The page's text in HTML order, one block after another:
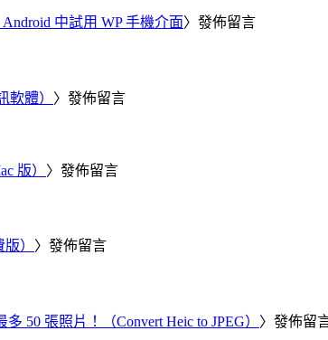
中試用 WP 手機介面〉發佈留言
軟體） 〉發佈留言
版） 〉發佈留言
） 〉發佈留言
50 張照片！（Convert Heic to JPEG） 〉發佈留